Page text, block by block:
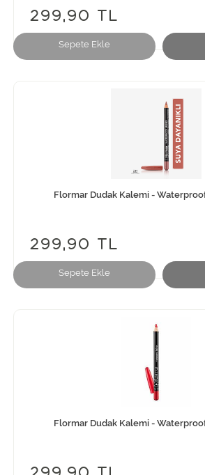
Sepete Ekle
299,90 TL
Sepete Ekle
Flormar Dudak Kalemi -
299,90 TL
Flormar Dudak Kalemi -